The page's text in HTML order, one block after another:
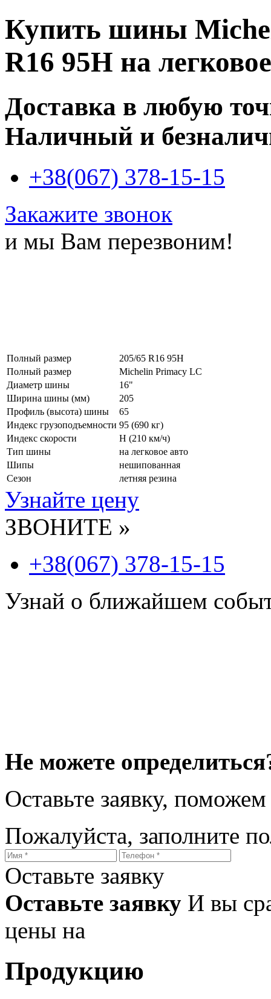
Купить шины
R16 95H на
Доставка в любую
Наличный и
+38(067) 378-15-15
Закажите звонок
и мы Вам перезвоним!
Полный размер
205/65 R16 95H
Полный размер
Michelin Primacy LC
Диаметр шины
16"
Ширина шины (мм)
205
Профиль (высота) шины
65
Индекс грузоподъемности 95 (690 кг)
Индекс скорости
H (210 км/ч)
Тип шины
на легковое авто
Шипы
нешипованная
Сезон
летняя резина
Узнайте цену
ЗВОНИТЕ »
+38(067) 378-15-15
Узнай о ближайшем
Не можете
Оставьте заявку,
Пожалуйста, заполните
Оставьте заявку
Оставьте заявку И вы
цены на
Продукцию